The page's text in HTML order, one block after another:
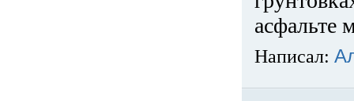
асфальте
Написал: